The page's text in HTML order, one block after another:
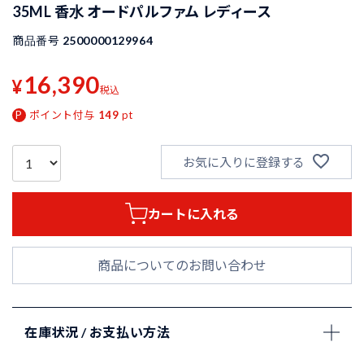
35ML 香水 オードパルファム レディース
商品番号 2500000129964
¥16,390税込
ポイント付与 149 pt
お気に入りに登録する
カートに入れる
商品についてのお問い合わせ
在庫状況 / お支払い方法